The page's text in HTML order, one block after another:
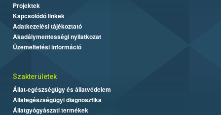
Projektek
Kapcsolódó linkek
Adatkezelési tájékoztató
Akadálymentességi nyilatkozat
Üzemeltetési információ
Szakterületek
Állat-egészségügy és állatvédelem
Állategészségügyi diagnosztika
Állatgyógyászati termékek